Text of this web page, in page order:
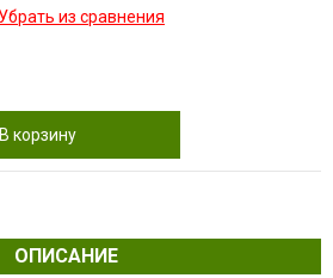
Убрать из сравнения
В корзину
ОПИСАНИЕ